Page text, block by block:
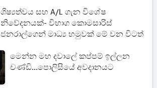
ශිෂ්‍යත්වය සහ A/L ගැන විශේෂ
නිවේදනයක්- විභාග කොමසාරිස්
ජනරාල්ගෙන් මාධ්‍ය හමුවක් මේ වන විටත්
මෙන්න මහ දවාලේ කප්පම් ඉල්ලන
චණ්ඩි...පොලිසියේ අවදානයට